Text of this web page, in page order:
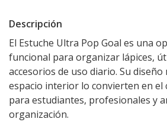
Descripción
El Estuche Ultra Pop Goal es una
funcional para organizar lápices,
accesorios de uso diario. Su
espacio interior lo convierten en el
para estudiantes, profesionales y
organización.